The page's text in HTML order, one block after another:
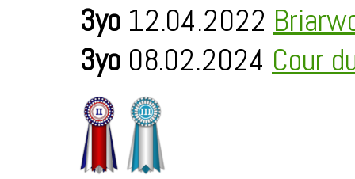
3yo 12.04.2022
3yo 08.02.2024 Cour